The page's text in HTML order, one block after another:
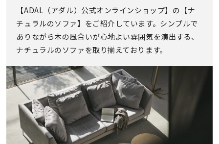
【ADAL（アダル）公式オンラインショップ】の【ナ
チュラルのソファ】をご紹介しています。シンプルで
ありながら木の風合いが心地よい雰囲気を演出する、
ナチュラルのソファを取り揃えております。